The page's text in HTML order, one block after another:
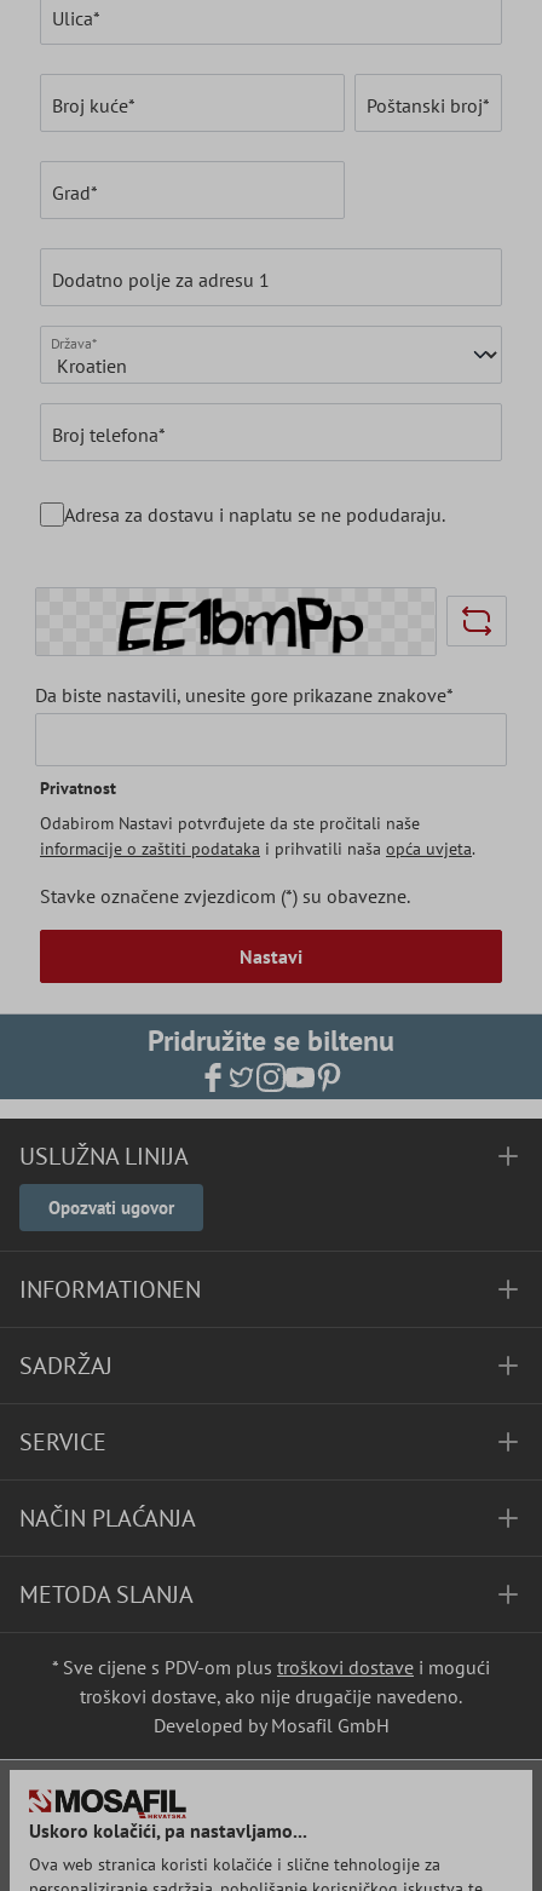
Ulica*
Broj kuće* Poštanski broj*
Grad*
Dodatno polje za adresu 1
Država*
Broj telefona*
Adresa za dostavu i naplatu se ne podudaraju.
Da biste nastavili, unesite gore prikazane znakove*
Privatnost
Odabirom Nastavi potvrđujete da ste pročitali naše
informacije o zaštiti podataka i prihvatili naša opća uvjeta.
Stavke označene zvjezdicom (*) su obavezne.
Nastavi
Pridružite se biltenu
USLUŽNA LINIJA
Opozvati ugovor
INFORMATIONEN
SADRŽAJ
SERVICE
NAČIN PLAĆANJA
METODA SLANJA
* Sve cijene s PDV-om plus troškovi dostave i mogući
troškovi dostave, ako nije drugačije navedeno.
Developed by Mosafil GmbH
Uskoro kolačići, pa nastavljamo...
Ova web stranica koristi kolačiće i slične tehnologije za